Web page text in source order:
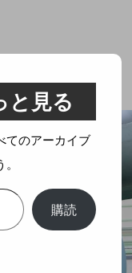
すく。
と見る
てのアーカイブ
購読